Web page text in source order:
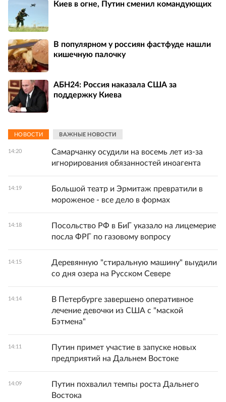
Киев в огне, Путин сменил командующих
В популярном у россиян фастфуде нашли
кишечную палочку
АБН24: Россия наказала США за
поддержку Киева
НОВОСТИ ВАЖНЫЕ НОВОСТИ
14:20
Самарчанку осудили на восемь лет из-за
игнорирования обязанностей иноагента
14:19
Большой театр и Эрмитаж превратили в
мороженое - все дело в формах
14:18
Посольство РФ в БиГ указало на лицемерие
посла ФРГ по газовому вопросу
14:15
Деревянную "стиральную машину" выудили
со дня озера на Русском Севере
14:14
В Петербурге завершено оперативное
лечение девочки из США с "маской
Бэтмена"
14:11
Путин примет участие в запуске новых
предприятий на Дальнем Востоке
14:09
Путин похвалил темпы роста Дальнего
Востока